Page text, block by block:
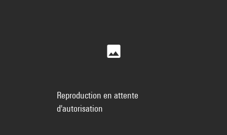
Reproduction en attente
d'autorisation